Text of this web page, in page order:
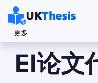
更多
EI论文